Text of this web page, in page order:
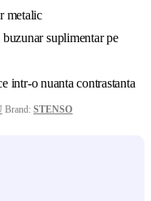
metalic
suplimentar pe
intr-o nuanta contrastanta
Brand:STENSO